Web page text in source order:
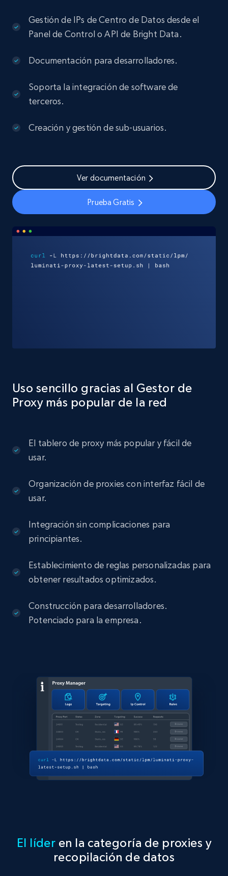
Gestión de IPs de Centro de Datos desde el
Panel de Control o API de Bright Data.
Documentación para desarrolladores.
Soporta la integración de software de
terceros.
Creación y gestión de sub-usuarios.
Ver documentación
Prueba Gratis
Uso sencillo gracias al Gestor de
Proxy más popular de la red
El tablero de proxy más popular y fácil de
usar.
Organización de proxies con interfaz fácil de
usar.
Integración sin complicaciones para
principiantes.
Establecimiento de reglas personalizadas para
obtener resultados optimizados.
Construcción para desarrolladores.
Potenciado para la empresa.
El líder en la categoría de proxies y
recopilación de datos